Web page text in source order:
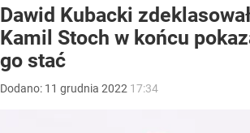
Dawid Kubacki
Kamil Stoch w końcu
go stać
Dodano: 11 grudnia 2022 17:34